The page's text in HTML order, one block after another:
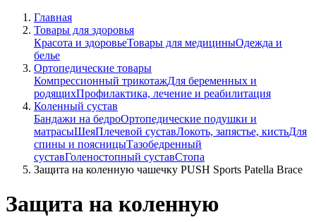
Главная
Товары для здоровья
Красота и здоровьеТовары для медициныОдежда и
белье
Ортопедические товары
Компрессионный трикотажДля беременных и
родящихПрофилактика, лечение и реабилитация
Коленный сустав
Бандажи на бедроОртопедические подушки и
матрасыШеяПлечевой суставЛокоть, запястье, кистьДля
спины и поясницыТазобедренный
суставГоленостопный суставСтопа
Защита на коленную чашечку PUSH Sports Patella Brace
Защита на коленную